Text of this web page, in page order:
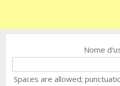
Nome
Spaces are allowed;